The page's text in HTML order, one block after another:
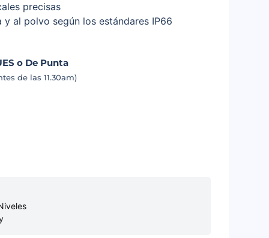
precisas
y al polvo según los estándares IP66
o De Punta
de las 11.30am)